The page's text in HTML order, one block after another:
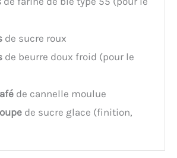
de sucre roux
de beurre doux froid (pour le
de cannelle moulue
de sucre glace (finition,